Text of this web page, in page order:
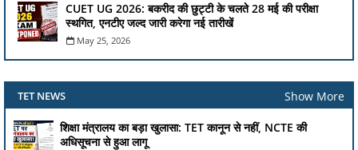
CUET UG 2026: बकरीद की छुट्टी के चलते 28 मई की परीक्षा
स्थगित, एनटीए जल्द जारी करेगा नई तारीखें
May 25, 2026
TET NEWS Show More
शिक्षा मंत्रालय का बड़ा खुलासा: TET कानून से नहीं, NCTE की
अधिसूचना से हुआ लागू